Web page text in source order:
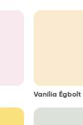
Vanília Égbolt